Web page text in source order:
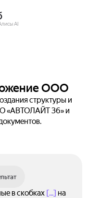
AI
ООО
структуры и
«АВТОЛАЙТ 36» и
в скобках [...] на